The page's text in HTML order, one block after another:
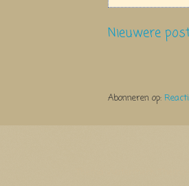
Nieuwere
Abonneren op: